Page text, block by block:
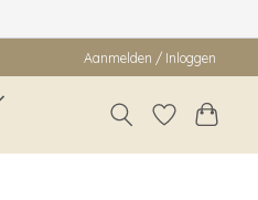
Aanmelden / Inloggen